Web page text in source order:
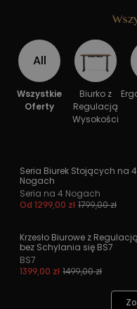
All
Wszystkie
Oferty
Biurko z
Regulacją
Wysokości
Seria Biurek Stojących na 4
Nogach
Seria na 4 Nogach
Od 1299,00 zł 1799,00 zł
Krzesło Biurowe z Regulacją
bez Schylania się BS7
BS7
1399,00 zł 1499,00 zł